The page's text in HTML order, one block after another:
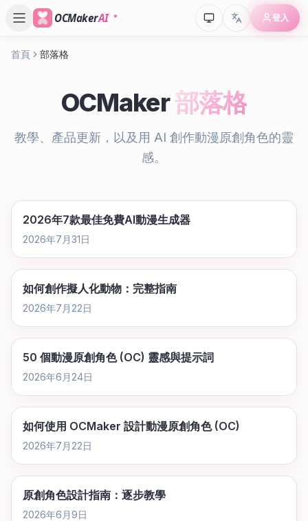
OCMakerAI 登入
首頁 部落格
OCMaker部落格
教學、產品更新，以及用 AI 創作動漫原創角色的靈
感。
2026年7款最佳免費AI動漫生成器
2026年7月31日
如何創作擬人化動物：完整指南
2026年7月22日
50 個動漫原創角色 (OC) 靈感與提示詞
2026年6月24日
如何使用 OCMaker 設計動漫原創角色 (OC)
2026年7月22日
原創角色設計指南：逐步教學
2026年6月9日